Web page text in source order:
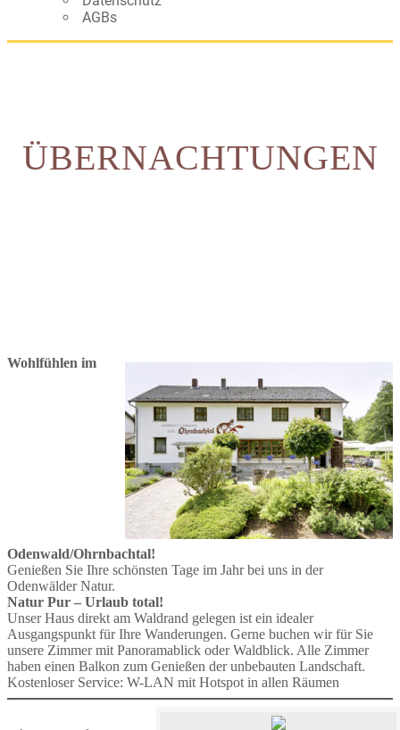
AGBs
ÜBERNACHTUNGEN
Wohlfühlen im
Odenwald/Ohrnbachtal!
Genießen Sie Ihre schönsten Tage im Jahr bei uns in der
Odenwälder Natur.
Natur Pur – Urlaub total!
Unser Haus direkt am Waldrand gelegen ist ein idealer
Ausgangspunkt für Ihre Wanderungen. Gerne buchen wir für Sie
unsere Zimmer mit Panoramablick oder Waldblick. Alle Zimmer
haben einen Balkon zum Genießen der unbebauten Landschaft.
Kostenloser Service: W-LAN mit Hotspot in allen Räumen